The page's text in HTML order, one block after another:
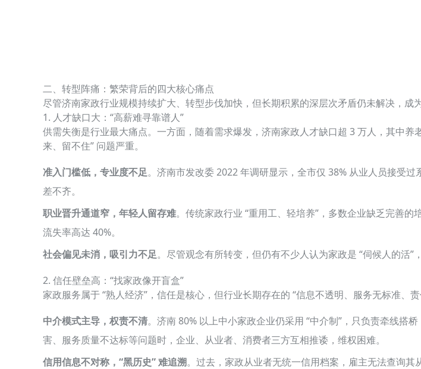
二、转型阵痛：繁荣背后的四大核心痛点
尽管济南家政行业规模持续扩大、转型步伐加快，但长期积累的深层次矛盾仍未解决，成
1. 人才缺口大：“高薪难寻靠谱人”
供需失衡是行业最大痛点。一方面，随着需求爆发，济南家政人才缺口超 3 万人，其中
来、留不住” 问题严重。
准入门槛低，专业度不足。济南市发改委 2022 年调研显示，全市仅 38% 从业人员接受
差不齐。
职业晋升通道窄，年轻人留存难。传统家政行业 “重用工、轻培养”，多数企业缺乏完善
流失率高达 40%。
社会偏见未消，吸引力不足。尽管观念有所转变，但仍有不少人认为家政是 “伺候人的活”
2. 信任壁垒高：“找家政像开盲盒”
家政服务属于 “熟人经济”，信任是核心，但行业长期存在的 “信息不透明、服务无标准、
中介模式主导，权责不清。济南 80% 以上中小家政企业仍采用 “中介制”，只负责牵线搭
害、服务质量不达标等问题时，企业、从业者、消费者三方互相推诿，维权困难。
信用信息不对称，“黑历史” 难追溯。过去，家政从业者无统一信用档案，雇主无法查询